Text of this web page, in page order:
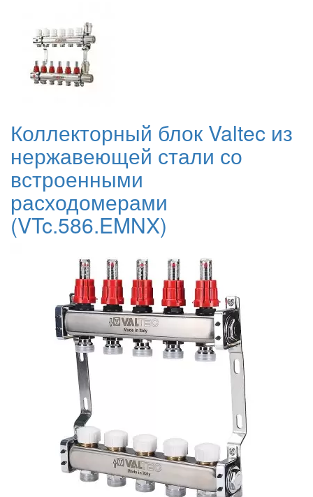
Коллекторный блок Valtec из
нержавеющей стали со
встроенными
расходомерами
(VTc.586.EMNX)